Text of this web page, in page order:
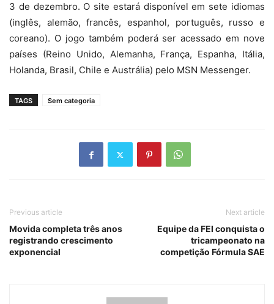
3 de dezembro. O site estará disponível em sete idiomas
(inglês, alemão, francês, espanhol, português, russo e
coreano). O jogo também poderá ser acessado em nove
países (Reino Unido, Alemanha, França, Espanha, Itália,
Holanda, Brasil, Chile e Austrália) pelo MSN Messenger.
TAGS Sem categoria
Previous article
Movida completa três anos
registrando crescimento
exponencial
Next article
Equipe da FEI conquista o
tricampeonato na
competição Fórmula SAE